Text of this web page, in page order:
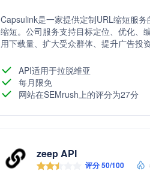
Capsulink是一家提供定制URL缩短服
缩短。公司服务支持目标定位、优化、
用下载量、扩大受众群体、提升广告投
API适用于拉脱维亚
每月限免
网站在SEMrush上的评分为27分
zeep API
评分 50/100